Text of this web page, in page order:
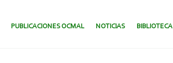
PUBLICACIONES OCMAL NOTICIAS BIBLIOTECA